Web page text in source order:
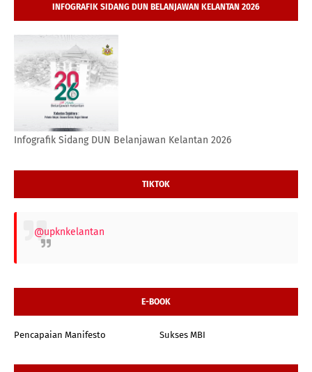
INFOGRAFIK SIDANG DUN BELANJAWAN KELANTAN 2026
Infografik Sidang DUN Belanjawan Kelantan 2026
TIKTOK
@upknkelantan
E-BOOK
Pencapaian Manifesto Sukses MBI